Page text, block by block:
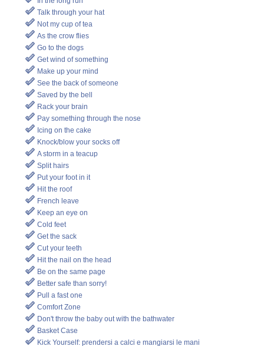
Talk through your hat
Not my cup of tea
As the crow flies
Go to the dogs
Get wind of something
Make up your mind
See the back of someone
Saved by the bell
Rack your brain
Pay something through the nose
Icing on the cake
Knock/blow your socks off
A storm in a teacup
Split hairs
Put your foot in it
Hit the roof
French leave
Keep an eye on
Cold feet
Get the sack
Cut your teeth
Hit the nail on the head
Be on the same page
Better safe than sorry!
Pull a fast one
Comfort Zone
Don't throw the baby out with the bathwater
Basket Case
Kick Yourself: prendersi a calci e mangiarsi le mani